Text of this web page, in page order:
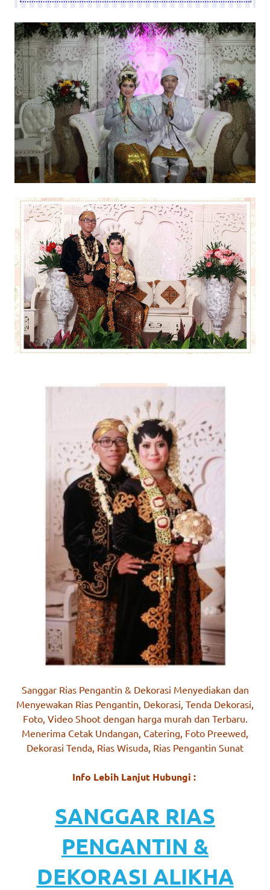
Sanggar Rias Pengantin & Dekorasi Menyediakan dan
Menyewakan Rias Pengantin, Dekorasi, Tenda Dekorasi,
Foto, Video Shoot dengan harga murah dan Terbaru.
Menerima Cetak Undangan, Catering, Foto Preewed,
Dekorasi Tenda, Rias Wisuda, Rias Pengantin Sunat
Info Lebih Lanjut Hubungi :
SANGGAR RIAS
PENGANTIN &
DEKORASI ALIKHA